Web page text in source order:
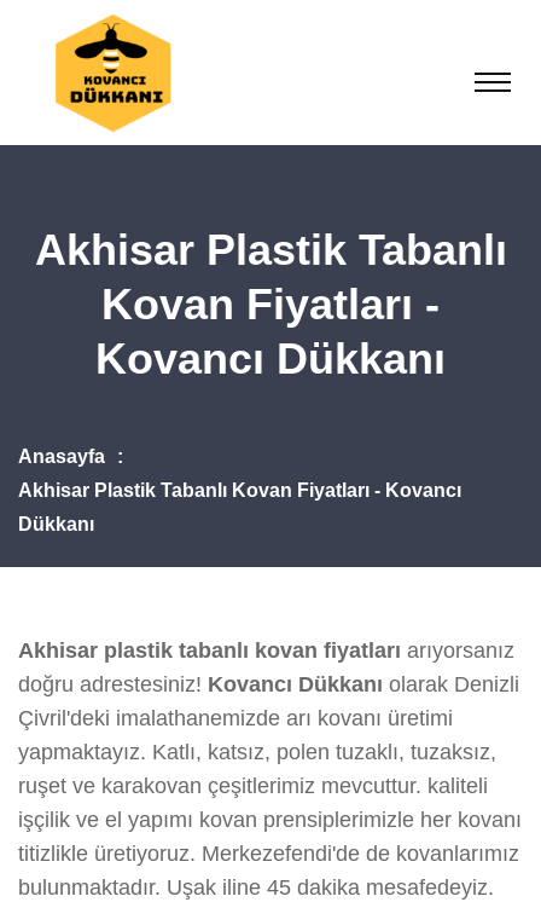
Akhisar Plastik Tabanlı
Kovan Fiyatları -
Kovancı Dükkanı
Anasayfa
Akhisar Plastik Tabanlı Kovan Fiyatları - Kovancı
Dükkanı
Akhisar plastik tabanlı kovan fiyatları arıyorsanız
doğru adrestesiniz! Kovancı Dükkanı olarak Denizli
Çivril'deki imalathanemizde arı kovanı üretimi
yapmaktayız. Katlı, katsız, polen tuzaklı, tuzaksız,
ruşet ve karakovan çeşitlerimiz mevcuttur. kaliteli
işçilik ve el yapımı kovan prensiplerimizle her kovanı
titizlikle üretiyoruz. Merkezefendi'de de kovanlarımız
bulunmaktadır. Uşak iline 45 dakika mesafedeyiz.